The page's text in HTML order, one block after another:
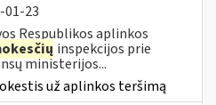
01-23
Respublikos aplinkos
inspekcijos prie
ministerijos...
už aplinkos teršimą